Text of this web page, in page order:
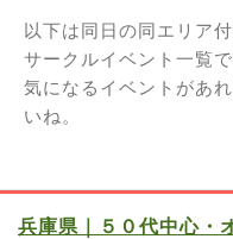
以下は同日の同エリア
サークルイベント一覧で
気になるイベントがあ
いね。
兵庫県｜５０代中心・